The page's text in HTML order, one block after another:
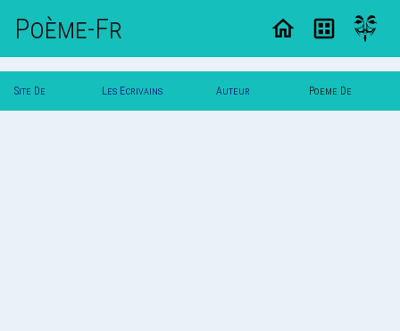
Poème-Fr
Site De Les Ecrivains Auteur Poeme De